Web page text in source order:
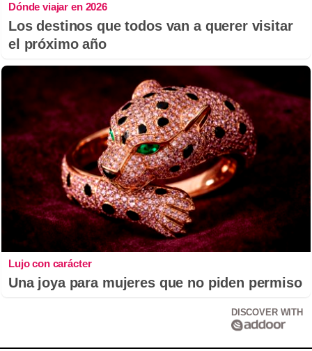
Dónde viajar en 2026
Los destinos que todos van a querer visitar
el próximo año
Lujo con carácter
Una joya para mujeres que no piden permiso
DISCOVER WITH